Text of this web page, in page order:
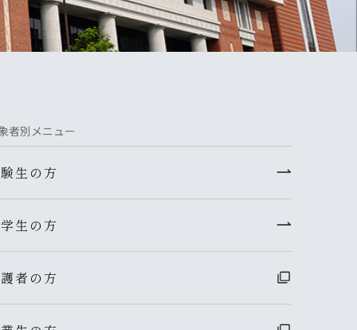
者別メニュー
生の方
生の方
者の方